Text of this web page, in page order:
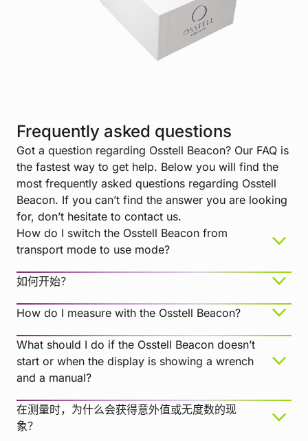
Frequently asked questions
Got a question regarding Osstell Beacon? Our FAQ is
the fastest way to get help. Below you will find the
most frequently asked questions regarding Osstell
Beacon. If you can’t find the answer you are looking
for, don’t hesitate to contact us.
How do I switch the Osstell Beacon from
transport mode to use mode?
如何开始？
How do I measure with the Osstell Beacon?
What should I do if the Osstell Beacon doesn’t
start or when the display is showing a wrench
and a manual?
在测量时，为什么会获得意外值或无度数的现
象？